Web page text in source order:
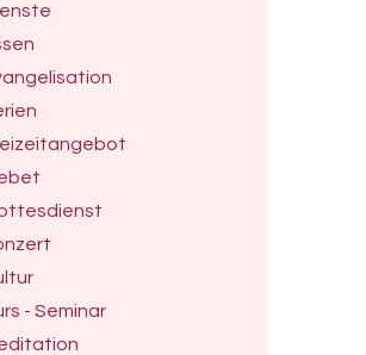
- Seminar